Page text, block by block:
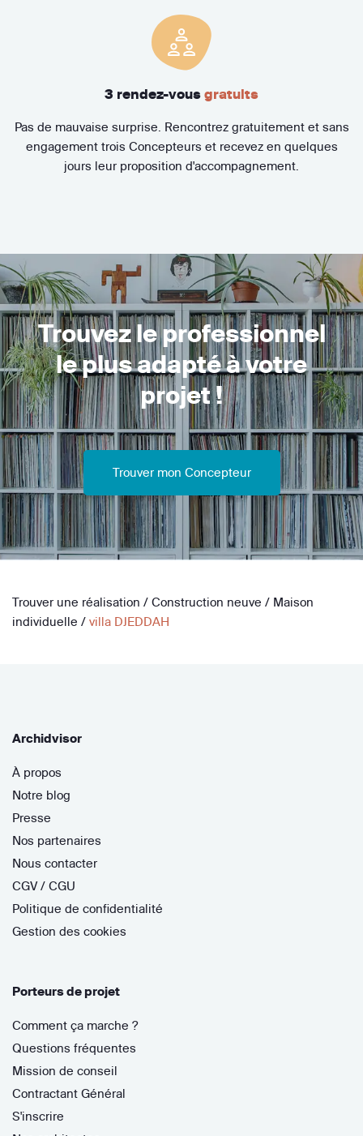
3 rendez-vous gratuits
Pas de mauvaise surprise. Rencontrez gratuitement et sans
engagement trois Concepteurs et recevez en quelques
jours leur proposition d'accompagnement.
Trouvez le professionnel
le plus adapté à votre
projet !
Trouver mon Concepteur
Trouver une réalisation / Construction neuve / Maison
individuelle / villa DJEDDAH
Archidvisor
À propos
Notre blog
Presse
Nos partenaires
Nous contacter
CGV / CGU
Politique de confidentialité
Gestion des cookies
Porteurs de projet
Comment ça marche ?
Questions fréquentes
Mission de conseil
Contractant Général
S'inscrire